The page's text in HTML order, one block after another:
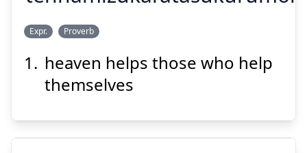
Show answer
Suspend
を
助
く
たす
Expr. Proverb
heaven helps those who help
themselves